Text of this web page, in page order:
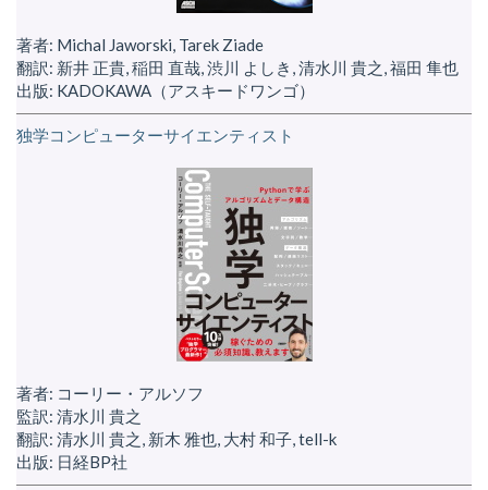
著者: Michal Jaworski, Tarek Ziade
翻訳: 新井 正貴, 稲田 直哉, 渋川 よしき, 清水川 貴之, 福田 隼也
出版: KADOKAWA（アスキードワンゴ）
独学コンピューターサイエンティスト
著者: コーリー・アルソフ
監訳: 清水川 貴之
翻訳: 清水川 貴之, 新木 雅也, 大村 和子, tell-k
出版: 日経BP社